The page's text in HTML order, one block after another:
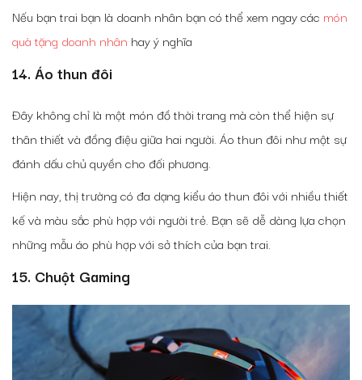
Nếu bạn trai bạn là doanh nhân bạn có thể xem ngay các món
quà tặng doanh nhân hay ý nghĩa
14. Áo thun đôi
Đây không chỉ là một món đồ thời trang mà còn thể hiện sự
thân thiết và đồng điệu giữa hai người. Áo thun đôi như một sự
đánh dấu chủ quyền cho đối phương.
Hiện nay, thị trường có đa dạng kiểu áo thun đôi với nhiều thiết
kế và màu sắc phù hợp với người trẻ. Bạn sẽ dễ dàng lựa chọn
những mẫu áo phù hợp với sở thích của bạn trai.
15. Chuột Gaming